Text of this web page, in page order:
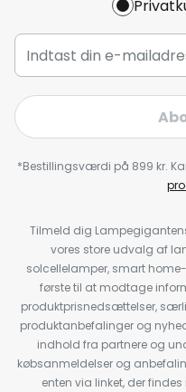
*Bestillingsværdi på 899 kr.
Tilmeld dig
vores store udvalg af
solcellelamper, smart
første til at modtage
produktprisnedsættelser,
produktanbefalinger og
indhold fra partnere og
købsanmeldelser og
enten via linket, der